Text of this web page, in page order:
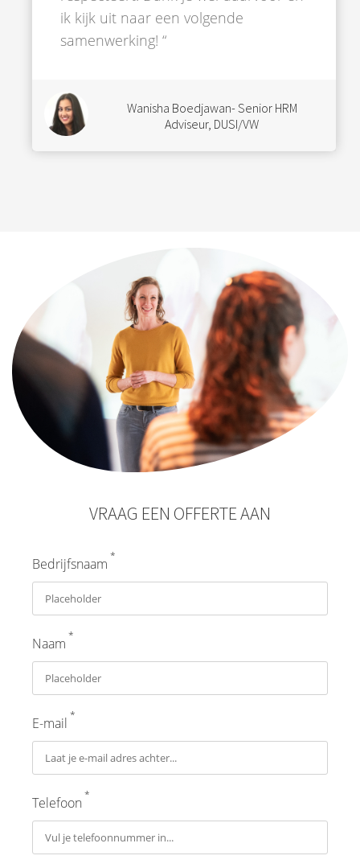
ik kijk uit naar een volgende
samenwerking! “
Wanisha Boedjawan- Senior HRM
Adviseur, DUSI/VW
VRAAG EEN OFFERTE AAN
Bedrijfsnaam *
Naam *
E-mail *
Telefoon *